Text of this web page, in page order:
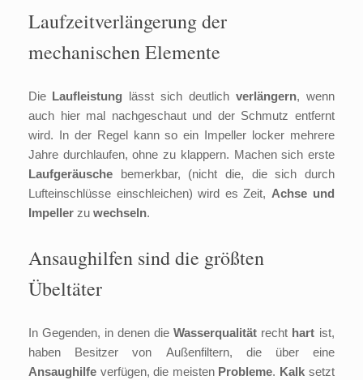
Laufzeitverlängerung der
mechanischen Elemente
Die Laufleistung lässt sich deutlich verlängern, wenn
auch hier mal nachgeschaut und der Schmutz entfernt
wird. In der Regel kann so ein Impeller locker mehrere
Jahre durchlaufen, ohne zu klappern. Machen sich erste
Laufgeräusche bemerkbar, (nicht die, die sich durch
Lufteinschlüsse einschleichen) wird es Zeit, Achse und
Impeller zu wechseln.
Ansaughilfen sind die größten
Übeltäter
In Gegenden, in denen die Wasserqualität recht hart ist,
haben Besitzer von Außenfiltern, die über eine
Ansaughilfe verfügen, die meisten Probleme. Kalk setzt